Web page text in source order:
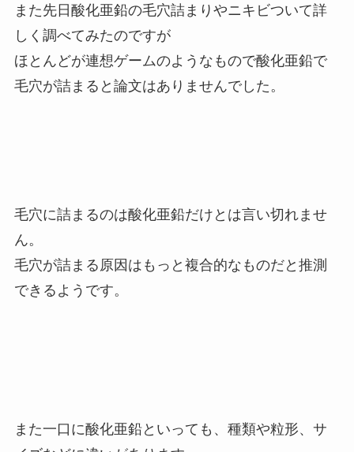
また先日酸化亜鉛の毛穴詰まりやニキビついて詳
しく調べてみたのですが
ほとんどが連想ゲームのようなもので酸化亜鉛で
毛穴が詰まると論文はありませんでした。
毛穴に詰まるのは酸化亜鉛だけとは言い切れませ
ん。
毛穴が詰まる原因はもっと複合的なものだと推測
できるようです。
また一口に酸化亜鉛といっても、種類や粒形、サ